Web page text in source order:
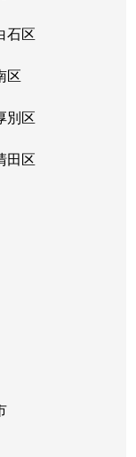
石区
区
別区
田区